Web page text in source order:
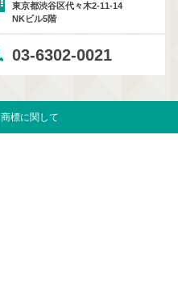
東京都渋谷区代々木2-11-14
NKビル5階
03-6302-0021
商標に関して